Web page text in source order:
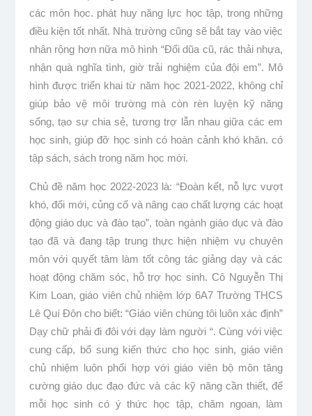
các môn học. phát huy năng lực học tập, trong những
điều kiện tốt nhất. Nhà trường cũng sẽ bắt tay vào việc
nhân rộng hơn nữa mô hình “Đổi dũa cũ, rác thải nhựa,
nhận quà nghĩa tình, giờ trải nghiệm của đội em”. Mô
hình được triển khai từ năm học 2021-2022, không chỉ
giúp bảo vệ môi trường mà còn rèn luyện kỹ năng
sống, tạo sự chia sẻ, tương trợ lẫn nhau giữa các em
học sinh, giúp đỡ học sinh có hoàn cảnh khó khăn. có
tập sách, sách trong năm học mới.
Chủ đề năm học 2022-2023 là: “Đoàn kết, nỗ lực vượt
khó, đổi mới, củng cố và nâng cao chất lượng các hoạt
động giáo dục và đào tạo”, toàn ngành giáo dục và đào
tạo đã và đang tập trung thực hiện nhiệm vụ chuyên
môn với quyết tâm làm tốt công tác giảng dạy và các
hoạt động chăm sóc, hỗ trợ học sinh. Cô Nguyễn Thị
Kim Loan, giáo viên chủ nhiệm lớp 6A7 Trường THCS
Lê Quí Đôn cho biết: “Giáo viên chúng tôi luôn xác định”
Dạy chữ phải đi đôi với dạy làm người “. Cùng với việc
cung cấp, bổ sung kiến ​​thức cho học sinh, giáo viên
chủ nhiệm luôn phối hợp với giáo viên bộ môn tăng
cường giáo dục đạo đức và các kỹ năng cần thiết, để
mỗi học sinh có ý thức học tập, chăm ngoan, làm